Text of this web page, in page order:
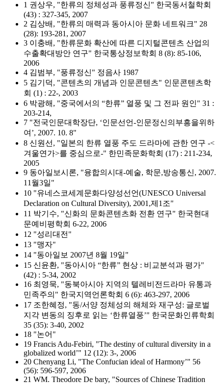
1 권상우, "한류의 정체성과 풍류정신" 한국동서철학회
(43) : 327-345, 2007
2 김상배, "한류의 매력과 동아시아 문화 네트워크" 28
(28): 193-281, 2007
3 이충배, "한류문화 확산에 따른 디지털콘텐츠 산업의
수출확대방안 연구" 한국통상정보학회 8 (8): 85-106,
2006
4 김범부, "풍류정신" 정음사 1987
5 김기덕, "콘텐츠의 개념과 인문콘텐츠" 인문콘텐츠학
회 (1) : 22-, 2003
6 박광해, "중국에서의 “한류” 열풍 및 그 전파 원인" 31 :
203-214,
7 "전국인문대학장단, ‘인문선언-인문정신의부흥을위하
여’, 2007. 10. 8"
8 신원선, "일본의 한류 열풍 주도 드라마에 관한 연구 -<
겨울연가>를 중심으로-" 한민족문화학회 (17) : 211-234,
2005
9 동아일보시론, "융합의시대-예술, 학문,방송통신, 2007.
11월3일"
10 "유네스코세계문화다양성선언(UNESCO Universal
Declaration on Cultural Diversity), 2001,제1조"
11 박기수, "신화의 문화콘텐츠화 전환 연구" 한국현대
문예비평학회 6-22, 2006
12 "성리대전"
13 "맹자"
14 "동아일보 2007년 8월 19일"
15 신윤환, "동아시아 “한류” 현상 : 비교분석과 평가"
(42) : 5-34, 2002
16 최영묵, "동북아시아 지역의 텔레비전드라마 유통과
민족주의" 한국지역언론학회 6 (6): 463-297, 2006
17 조한혜정, "동/서양 정체성의 해체와 재구성: 글로벌
지각 변동의 징후로 읽는 ‘한류열풍’" 한국문화인류학회
35 (35): 3-40, 2002
18 "논어"
19 Francis Adu-Febiri, "The destiny of cultural diversity in a
globalized world’" 12 (12): 3-, 2006
20 Chenyang Li, "The Confucian ideal of Harmony’" 56
(56): 596-597, 2006
21 WM. Theodore De bary, "Sources of Chinese Tradition